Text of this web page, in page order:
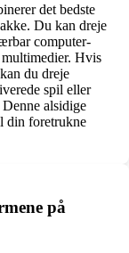
det bedste
Du kan dreje
computer-
Hvis
du dreje
spil eller
alsidige
din foretrukne
på